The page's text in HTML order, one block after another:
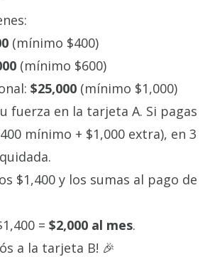
(mínimo $400)
(mínimo $600)
$25,000 (mínimo $1,000)
fuerza en la tarjeta A. Si pagas
mínimo + $1,000 extra), en 3
$1,400 y los sumas al pago de
= $2,000 al mes.
a la tarjeta B! 🎉